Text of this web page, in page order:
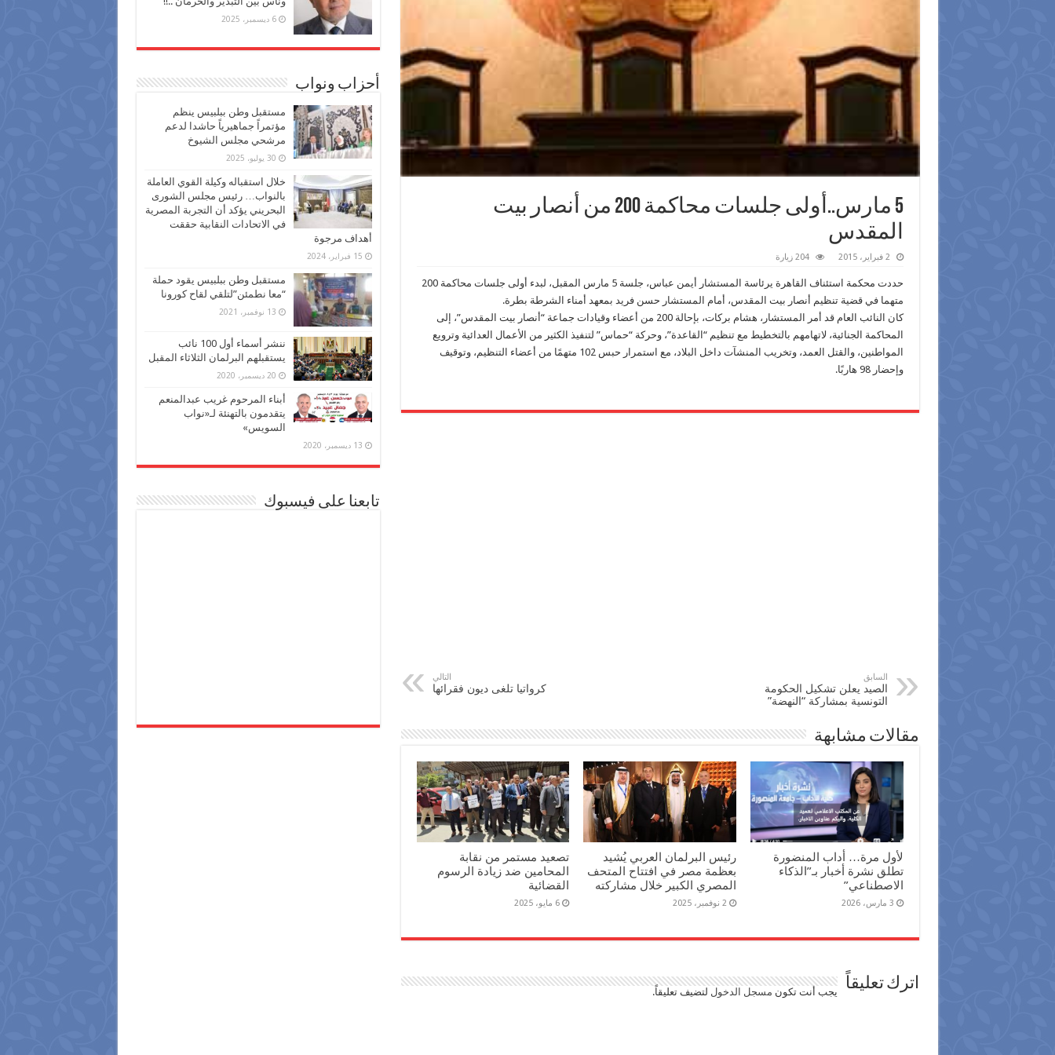
5 مارس..أولى جلسات محاكمة 200 من أنصار بيت
المقدس
2 فبراير، 2015 204 زيارة
حددت محكمة استئناف القاهرة يرئاسة المستشار أيمن عباس، جلسة 5 مارس المقبل، لبدء أولى جلسات محاكمة 200
متهما في قضية تنظيم أنصار بيت المقدس، أمام المستشار حسن فريد بمعهد أمناء الشرطة بطرة.
كان النائب العام قد أمر المستشار، هشام بركات، بإحالة 200 من أعضاء وقيادات جماعة “أنصار بيت المقدس”، إلى
المحاكمة الجنائية، لاتهامهم بالتخطيط مع تنظيم “القاعدة”، وحركة “حماس” لتنفيذ الكثير من الأعمال العدائية وترويع
المواطنين، والقتل العمد، وتخريب المنشآت داخل البلاد، مع استمرار حبس 102 متهمًا من أعضاء التنظيم، وتوقيف
وإحضار 98 هاربًا.
السابق
الصيد يعلن تشكيل الحكومة
التونسية بمشاركة “النهضة”
التالي
كرواتيا تلغى ديون فقرائها
مقالات مشابهة
لأول مرة… أداب المنضورة
تطلق نشرة أخبار بـ”الذكاء
الاصطناعي”
3 مارس، 2026
رئيس البرلمان العربي يُشيد
بعظمة مصر في افتتاح المتحف
المصري الكبير خلال مشاركته
2 نوفمبر، 2025
تصعيد مستمر من نقابة
المحامين ضد زيادة الرسوم
القضائية
6 مايو، 2025
اترك تعليقاً يجب أنت تكون مسجل الدخول لتضيف تعليقاً.
6 ديسمبر، 2025
أحزاب ونواب
مستقبل وطن ببلبيس ينظم
مؤتمراً جماهيرياً حاشدا لدعم
مرشحي مجلس الشيوخ
30 يوليو، 2025
خلال استقباله وكيلة القوي العاملة
بالنواب… رئيس مجلس الشورى
البحريني يؤكد أن التجربة المصرية
في الاتحادات النقابية حققت
أهداف مرجوة
15 فبراير، 2024
مستقبل وطن ببلبيس يقود حملة
“معا نطمئن”لتلقي لقاح كورونا
13 نوفمبر، 2021
ننشر أسماء أول 100 نائب
يستقبلهم البرلمان الثلاثاء المقبل
20 ديسمبر، 2020
أبناء المرحوم غريب عبدالمنعم
يتقدمون بالتهنئة لـ«نواب
السويس»
13 ديسمبر، 2020
تابعنا على فيسبوك